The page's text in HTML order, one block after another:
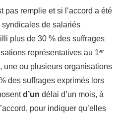
pas remplie et si l’accord a été
de salariés
plus de 30 % des suffrages
représentatives au 1ᵉʳ
une ou plusieurs organisations
des suffrages exprimés lors
d’un délai d’un mois, à
pour indiquer qu’elles